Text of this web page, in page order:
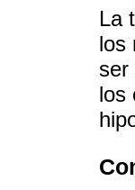
La
los
ser
los